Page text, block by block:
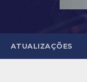
ATUALIZAÇÕES